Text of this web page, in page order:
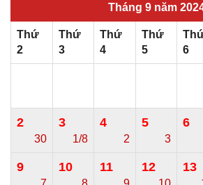
Tháng 9 năm
Thứ
2
Thứ
3
Thứ
4
Thứ
5
6
2
30
3
1/8
4
2
5
3
6
9 10 11 12 13